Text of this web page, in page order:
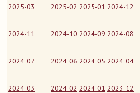
2025-03 2025-02 2025-01 2024-12
2024-11 2024-10 2024-09 2024-08
2024-07 2024-06 2024-05 2024-04
2024-03 2024-02 2024-01 2023-12